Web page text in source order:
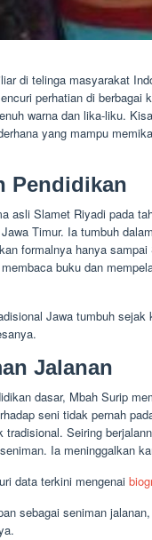
di telinga masyarakat
perhatian di berbagai
warna dan lika-liku.
yang mampu
Pendidikan
asli Slamet Riyadi pada
Timur. Ia tumbuh
formalnya hanya
buku dan
Jawa tumbuh
Jalanan
dasar, Mbah Surip
seni tidak pernah
tradisional. Seiring
Ia meninggalkan
data terkini mengenai
sebagai seniman